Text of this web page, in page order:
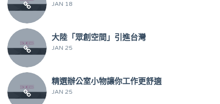
JAN 18
大陸「眾創空間」引進台灣
JAN 25
精選辦公室小物讓你工作更舒適
JAN 25